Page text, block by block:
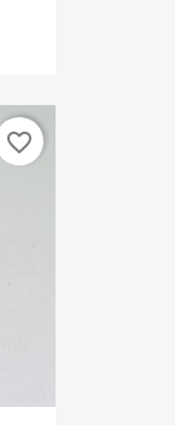
favorite_border